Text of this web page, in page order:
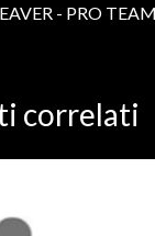
- PRO
correlati